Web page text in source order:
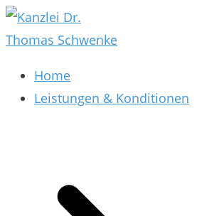
Zum
Inhalt
Kanzlei Dr. Thomas Schwenke
Rechtsberatung für Datenschutz,
Marketing, E-Commerce & AGB &
Home
Leistungen & Konditionen